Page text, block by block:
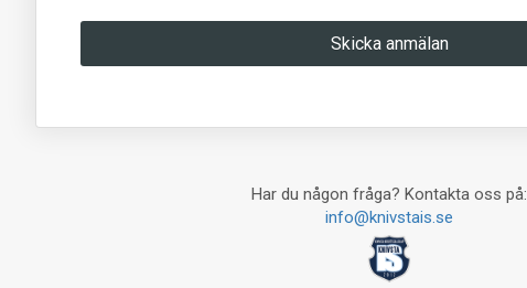
Har du någon fråga? Kontakta oss på:
info@knivstais.se